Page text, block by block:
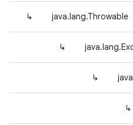
↳ java.lang.Throwable
↳
↳
↳